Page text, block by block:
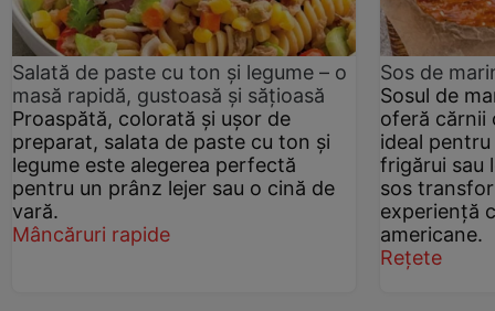
Salată de paste cu ton și legume – o
masă rapidă, gustoasă și sățioasă
Proaspătă, colorată și ușor de
preparat, salata de paste cu ton și
legume este alegerea perfectă
pentru un prânz lejer sau o cină de
vară.
Mâncăruri rapide
Sos de
Sosul de
oferă cărnii
ideal
frigărui sau
sos
experiență
americane.
Rețete